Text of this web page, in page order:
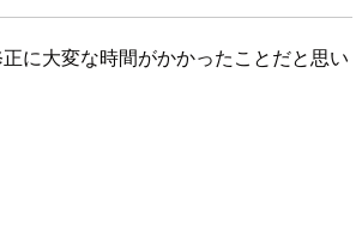
に大変な時間がかかったことだと思い